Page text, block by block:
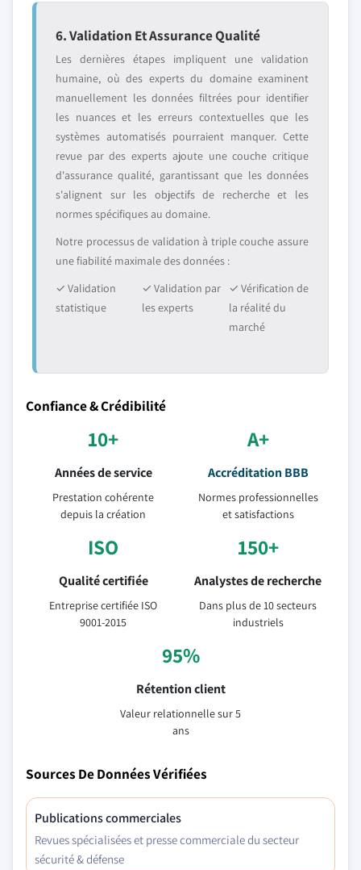
6. Validation Et Assurance Qualité
Les dernières étapes impliquent une validation
humaine, où des experts du domaine examinent
manuellement les données filtrées pour identifier
les nuances et les erreurs contextuelles que les
systèmes automatisés pourraient manquer. Cette
revue par des experts ajoute une couche critique
d'assurance qualité, garantissant que les données
s'alignent sur les objectifs de recherche et les
normes spécifiques au domaine.
Notre processus de validation à triple couche assure
une fiabilité maximale des données :
✓ Validation
statistique
✓ Validation par
les experts
✓ Vérification de
la réalité du
marché
Confiance & Crédibilité
10+
Années de service
Prestation cohérente
depuis la création
A+
Accréditation BBB
Normes professionnelles
et satisfactions
ISO
Qualité certifiée
Entreprise certifiée ISO
9001-2015
150+
Analystes de recherche
Dans plus de 10 secteurs
industriels
95%
Rétention client
Valeur relationnelle sur 5
ans
Sources De Données Vérifiées
Publications commerciales
Revues spécialisées et presse commerciale du secteur
sécurité & défense